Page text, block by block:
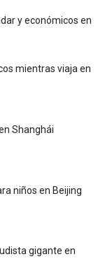
y económicos en
mientras viaja en
Shanghái
niños en Beijing
gigante en